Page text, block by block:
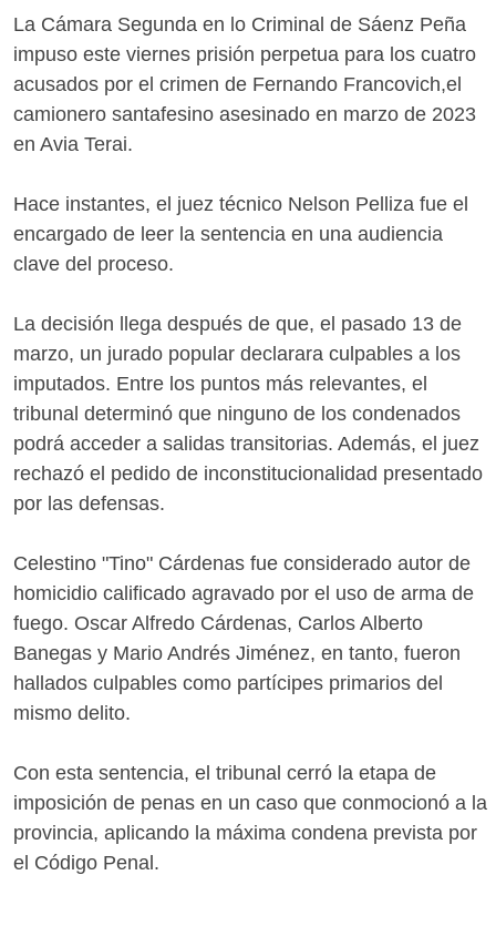
La Cámara Segunda en lo Criminal de Sáenz Peña
impuso este viernes prisión perpetua para los cuatro
acusados por el crimen de Fernando Francovich,el
camionero santafesino asesinado en marzo de 2023
en Avia Terai.
Hace instantes, el juez técnico Nelson Pelliza fue el
encargado de leer la sentencia en una audiencia
clave del proceso.
La decisión llega después de que, el pasado 13 de
marzo, un jurado popular declarara culpables a los
imputados. Entre los puntos más relevantes, el
tribunal determinó que ninguno de los condenados
podrá acceder a salidas transitorias. Además, el juez
rechazó el pedido de inconstitucionalidad presentado
por las defensas.
Celestino "Tino" Cárdenas fue considerado autor de
homicidio calificado agravado por el uso de arma de
fuego. Oscar Alfredo Cárdenas, Carlos Alberto
Banegas y Mario Andrés Jiménez, en tanto, fueron
hallados culpables como partícipes primarios del
mismo delito.
Con esta sentencia, el tribunal cerró la etapa de
imposición de penas en un caso que conmocionó a la
provincia, aplicando la máxima condena prevista por
el Código Penal.